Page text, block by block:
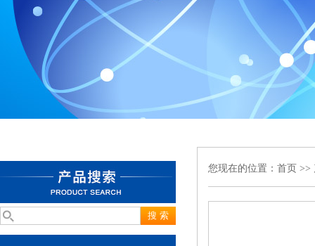
您现在的位置： 首页 >>